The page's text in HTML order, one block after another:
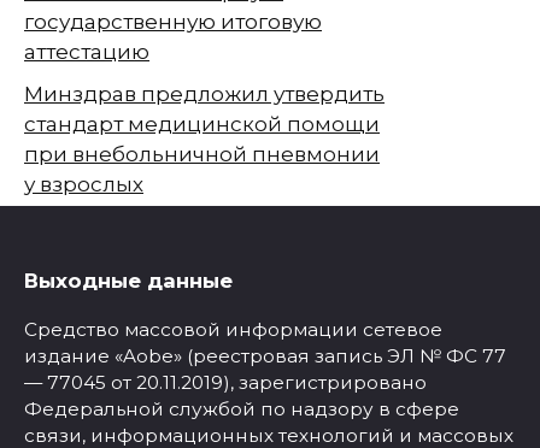
государственную итоговую
аттестацию
Минздрав предложил утвердить
стандарт медицинской помощи
при внебольничной пневмонии
у взрослых
Выходные данные
Средство массовой информации сетевое
издание «Aobe» (реестровая запись ЭЛ № ФС 77
— 77045 от 20.11.2019), зарегистрировано
Федеральной службой по надзору в сфере
связи, информационных технологий и массовых